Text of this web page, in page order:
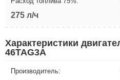
275 л/ч
Характеристики
46TAG3A
Производитель: